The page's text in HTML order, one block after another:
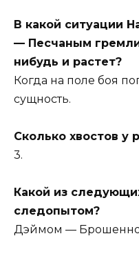
В какой ситуации
— Песчаным
нибудь и растет?
Когда на поле боя
сущность.
Сколько хвостов у
3.
Какой из
следопытом?
Дэймом —